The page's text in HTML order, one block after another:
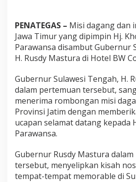
n
g
P
o
i
n
s
J
a
m
PENATEGAS – Misi dagang dan
Jawa Timur yang dipimpin Hj.
Parawansa disambut Gubernur
H. Rusdy Mastura di Hotel BW
Gubernur Sulawesi Tengah, H.
dalam pertemuan tersebut,
menerima rombongan misi
Provinsi Jatim dengan
ucapan selamat datang kepada
Parawansa.
Gubernur Rusdy Mastura
tersebut, menyelipkan kisah
tempat-tempat memorable di